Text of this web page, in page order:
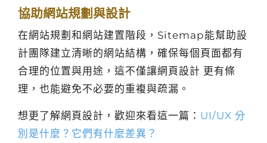
協助網站規劃與設計
在網站規劃和網站建置階段，Sitemap能幫助設
計團隊建立清晰的網站結構，確保每個頁面都有
合理的位置與用途，這不僅讓網頁設計 更有條
理，也能避免不必要的重複與疏漏。
想更了解網頁設計，歡迎來看這一篇： UI/UX 分
別是什麼？它們有什麼差異？